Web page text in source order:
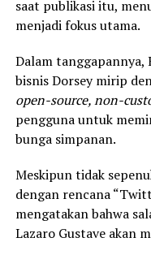
saat publikasi itu,
menjadi fokus utama.
Dalam tanggapannya,
bisnis Dorsey mirip
open-source, non-
pengguna untuk
bunga simpanan.
Meskipun tidak
dengan rencana
mengatakan bahwa
Lazaro Gustave akan